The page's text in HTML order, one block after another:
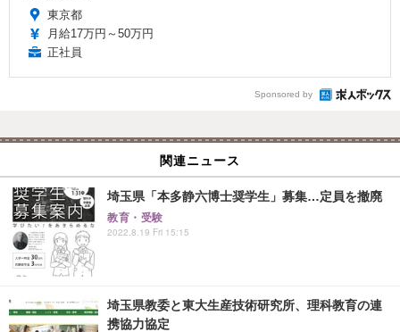
東京都
月給17万円～50万円
正社員
Sponsored by
関連ニュース
埼玉県「本多静六博士奨学生」募集…定員を撤廃
教育・受験
2022.8.19 Fri 15:15
埼玉県教委と東大生産技術研究所、理科教育の連
携協力協定